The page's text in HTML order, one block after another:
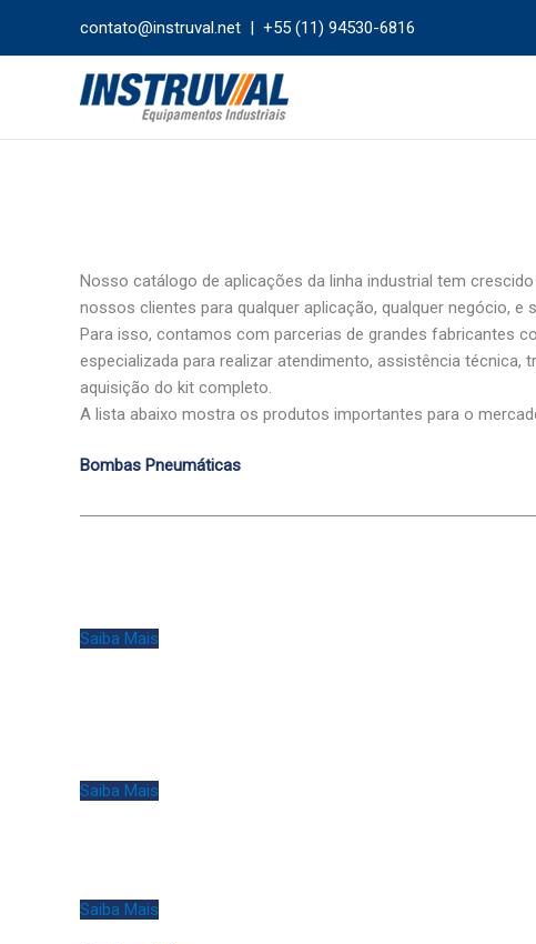
contato@instruval.net | +55 (11) 94530-6816
Nosso catálogo de aplicações da linha industrial tem
nossos clientes para qualquer aplicação, qualquer negócio, e
Para isso, contamos com parcerias de grandes fabricantes
especializada para realizar atendimento, assistência
aquisição do kit completo.
A lista abaixo mostra os produtos importantes para o
Bombas Pneumáticas
Saiba Mais
Saiba Mais
Saiba Mais